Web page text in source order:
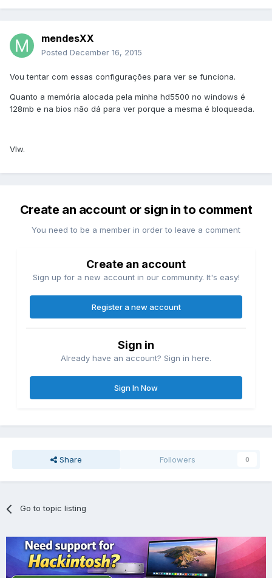
mendesXX
Posted December 16, 2015
Vou tentar com essas configurações para ver se funciona.
Quanto a memória alocada pela minha hd5500 no windows é
128mb e na bios não dá para ver porque a mesma é bloqueada.
Vlw.
Create an account or sign in to comment
You need to be a member in order to leave a comment
Create an account
Sign up for a new account in our community. It's easy!
Register a new account
Sign in
Already have an account? Sign in here.
Sign In Now
Share Followers 0
Go to topic listing